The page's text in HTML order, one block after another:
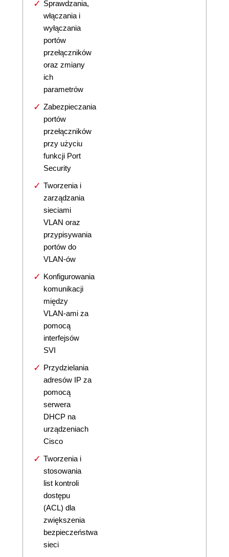
Sprawdzania,
włączania i
wyłączania
portów
przełączników
oraz zmiany
ich
parametrów
Zabezpieczania
portów
przełączników
przy użyciu
funkcji Port
Security
Tworzenia i
zarządzania
sieciami
VLAN oraz
przypisywania
portów do
VLAN-ów
Konfigurowania
komunikacji
między
VLAN-ami za
pomocą
interfejsów
SVI
Przydzielania
adresów IP za
pomocą
serwera
DHCP na
urządzeniach
Cisco
Tworzenia i
stosowania
list kontroli
dostępu
(ACL) dla
zwiększenia
bezpieczeństwa
sieci